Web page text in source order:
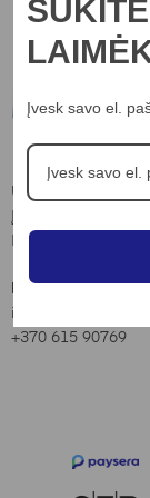
UAB “Nord lights”
info@nordlights.lt
+370 615 90769
Įvesk savo el.